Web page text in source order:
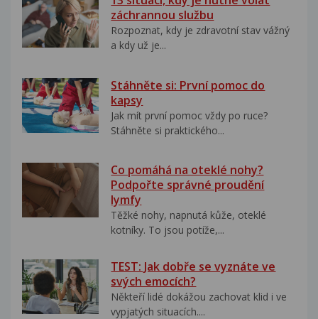
záchrannou službu
Rozpoznat, kdy je zdravotní stav vážný
a kdy už je...
Stáhněte si: První pomoc do
kapsy
Jak mít první pomoc vždy po ruce?
Stáhněte si praktického...
Co pomáhá na oteklé nohy?
Podpořte správné proudění
lymfy
Těžké nohy, napnutá kůže, oteklé
kotníky. To jsou potíže,...
TEST: Jak dobře se vyznáte ve
svých emocích?
Někteří lidé dokážou zachovat klid i ve
vypjatých situacích....